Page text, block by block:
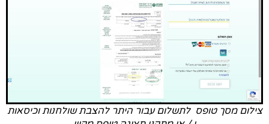
צילום מסך טופס ​​ לתשלום ​​עבור היתר להצבת שולחנות וכיסאות